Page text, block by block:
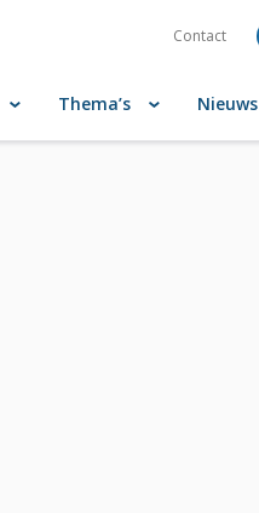
Contact
Thema’s Nieuws